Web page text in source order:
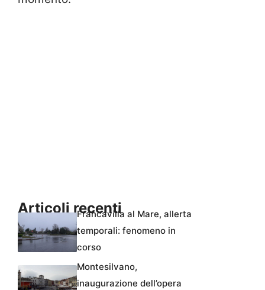
Articoli recentiFrancavilla al Mare, allerta
temporali: fenomeno in
corso
Montesilvano,
inaugurazione dell’opera